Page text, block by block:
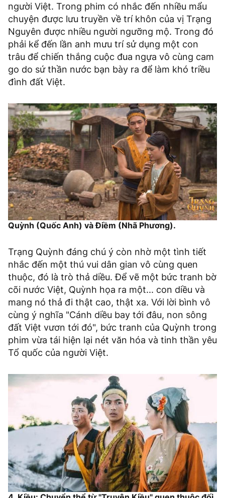
người Việt. Trong phim có nhắc đến nhiều mẩu
chuyện được lưu truyền về trí khôn của vị Trạng
Nguyên được nhiều người ngưỡng mộ. Trong đó
phải kể đến lần anh mưu trí sử dụng một con
trâu để chiến thắng cuộc đua ngựa vô cùng cam
go do sứ thần nước bạn bày ra để làm khó triều
đình đất Việt.
Quỳnh (Quốc Anh) và Điềm (Nhã Phương).
Trạng Quỳnh đáng chú ý còn nhờ một tình tiết
nhắc đến một thú vui dân gian vô cùng quen
thuộc, đó là trò thả diều. Để vẽ một bức tranh bờ
cõi nước Việt, Quỳnh họa ra một... con diều và
mang nó thả đi thật cao, thật xa. Với lời bình vô
cùng ý nghĩa "Cánh diều bay tới đâu, non sông
đất Việt vươn tới đó", bức tranh của Quỳnh trong
phim vừa tái hiện lại nét văn hóa và tinh thần yêu
Tổ quốc của người Việt.